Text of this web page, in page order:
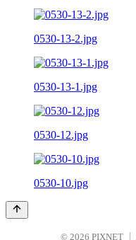
0530-13-2.jpg
0530-13-1.jpg
0530-12.jpg
0530-10.jpg
© 2026 PIXNET